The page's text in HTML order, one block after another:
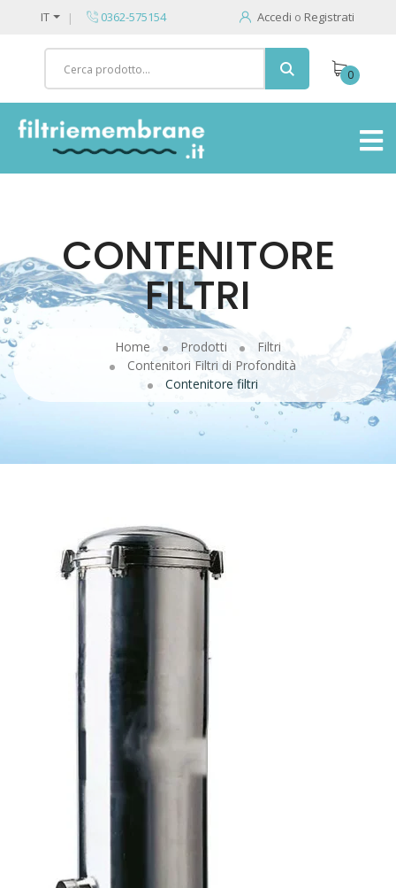
IT 0362-575154 Accedi o Registrati
0
CONTENITORE
FILTRI
Home Prodotti
Filtri
Contenitori Filtri di Profondità
Contenitore filtri